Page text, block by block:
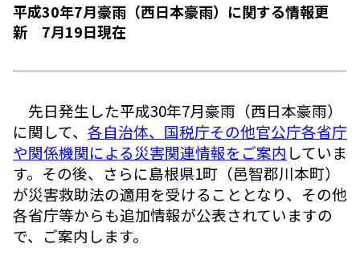
平成30年7月豪雨（西日本豪雨）に関する情報更
新 7月19日現在
先日発生した平成30年7月豪雨（西日本豪雨）
に関して、 各自治体、国税庁その他官公庁各省庁
や関係機関による災害関連情報をご案内 していま
す。その後、さらに島根県1町（邑智郡川本町）
が災害救助法の適用を受けることとなり、その他
各省庁等からも追加情報が公表されていますの
で、ご案内します。